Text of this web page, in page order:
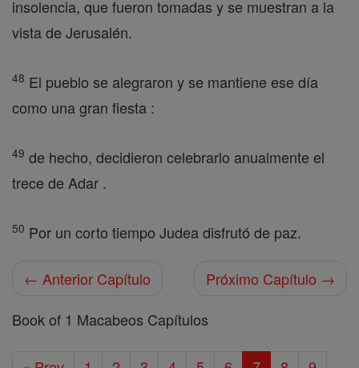
insolencia, que fueron tomadas y se muestran a la
vista de Jerusalén.
48 El pueblo se alegraron y se mantiene ese día
como una gran fiesta :
49 de hecho, decidieron celebrarlo anualmente el
trece de Adar .
50 Por un corto tiempo Judea disfrutó de paz.
← Anterior Capítulo
Próximo Capítulo →
Book of 1 Macabeos Capítulos